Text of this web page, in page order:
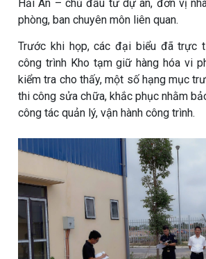
Hải An – chủ đầu tư dự án, đơn vị
phòng, ban chuyên môn liên quan.
Trước khi họp, các đại biểu đã trực
công trình Kho tạm giữ hàng hóa vi
kiểm tra cho thấy, một số hạng mục
thi công sửa chữa, khắc phục nhằm
công tác quản lý, vận hành công trình.